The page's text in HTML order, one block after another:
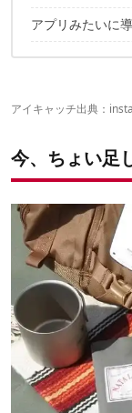
その① ROOT
その② City to
「Tile」
その④ キャン
アプリみたいに
アイキャッチ出典：
今、ちょい足